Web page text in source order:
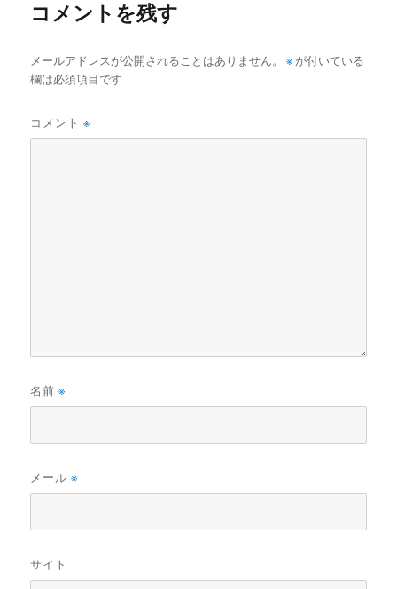
コメントを残す
メールアドレスが公開されることはありません。 ※ が付いている
欄は必須項目です
コメント※
名前※
メール※
サイト